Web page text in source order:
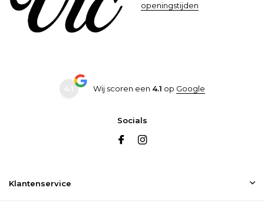
openingstijden
Wij scoren een 4.1 op Google
Socials
Klantenservice